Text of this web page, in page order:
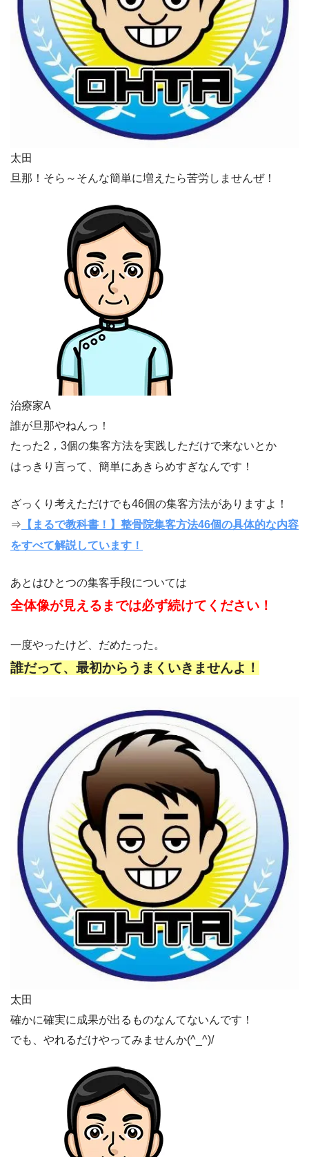
太田
旦那！そら～そんな簡単に増えたら苦労しませんぜ！
治療家A
誰が旦那やねんっ！
たった2，3個の集客方法を実践しただけで来ないとか
はっきり言って、簡単にあきらめすぎなんです！
ざっくり考えただけでも46個の集客方法がありますよ！
⇒ 【まるで教科書！】整骨院集客方法46個の具体的な内容
をすべて解説しています！
あとはひとつの集客手段については
全体像が見えるまでは必ず続けてください！
一度やったけど、だめたった。
誰だって、最初からうまくいきませんよ！
太田
確かに確実に成果が出るものなんてないんです！
でも、やれるだけやってみませんか(^_^)/